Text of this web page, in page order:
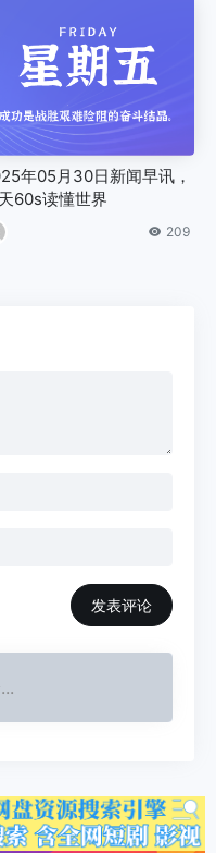
年05月30日新闻早讯，
60s读懂世界
209
发表评论